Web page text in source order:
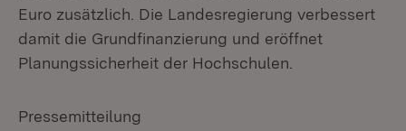
Euro zusätzlich. Die Landesregierung verbessert
damit die Grundfinanzierung und eröffnet
Planungssicherheit der Hochschulen.
Pressemitteilung